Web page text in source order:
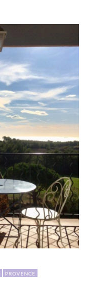
PROVENCE